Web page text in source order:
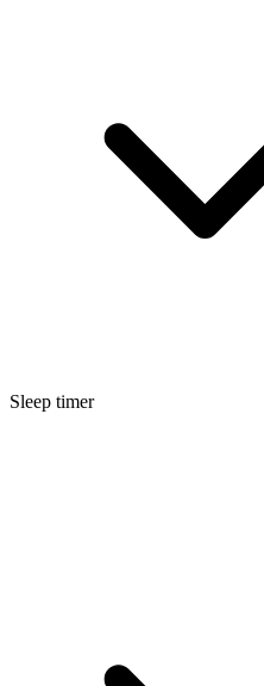
Sleep timer